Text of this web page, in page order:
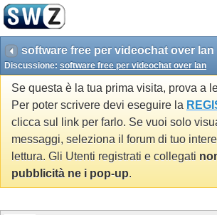
software free per videochat over lan
Discussione: software free per videochat over lan
Se questa è la tua prima visita, prova a
Per poter scrivere devi eseguire la
clicca sul link per farlo. Se vuoi solo
messaggi, seleziona il forum di tuo
lettura. Gli Utenti registrati e collegati
pubblicità ne i pop-up.